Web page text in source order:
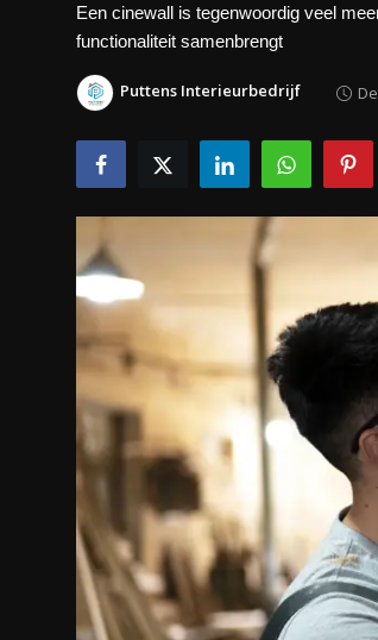
Contact us
Bussiness
Tips and Tricks
Een cinewall is tegenwoordig veel
functionaliteit samenbrengt
Puttens Interieurbedrijf